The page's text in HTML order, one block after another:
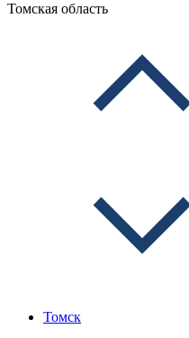
Томская область
Томск